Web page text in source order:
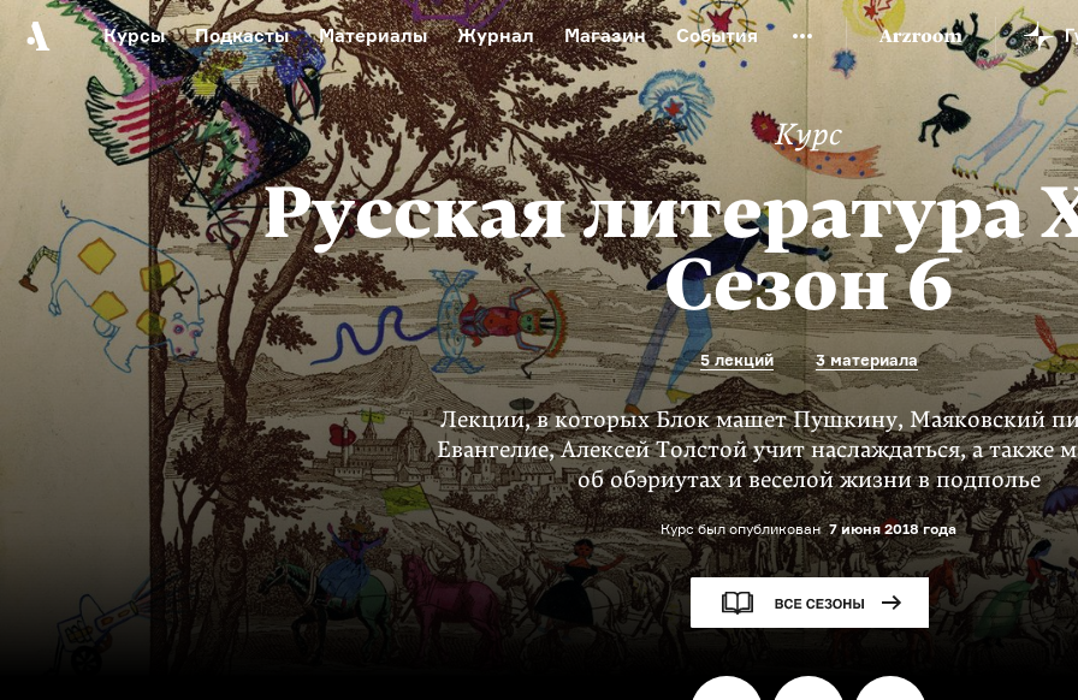
Курсы Подкасты Материалы Журнал Магазин События
Автор среди нас Еврейский музей Новая Третьяковка Онлайн-университет
Видеоистория русской культуры
Русский язык от «гой еси» до «лол кек»
Русское искусство XX века
Русская литература XX века
Курс
Русская литература
Сезон 6
5 лекций 3 материала
Лекции, в которых Блок машет Пушкину, Маяковский
Евангелие, Алексей Толстой учит наслаждаться, а также
об обэриутах и веселой жизни в подполье
Курс был опубликован 7 июня 2018 года